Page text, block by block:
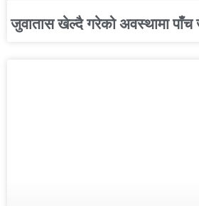
जुवातास खेल्दै गरेको अवस्थामा पाँच